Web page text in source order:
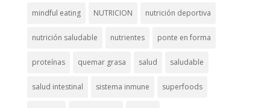
mindful eating NUTRICION nutrición deportiva
nutrición saludable nutrientes ponte en forma
proteínas quemar grasa salud saludable
salud intestinal sistema inmune superfoods